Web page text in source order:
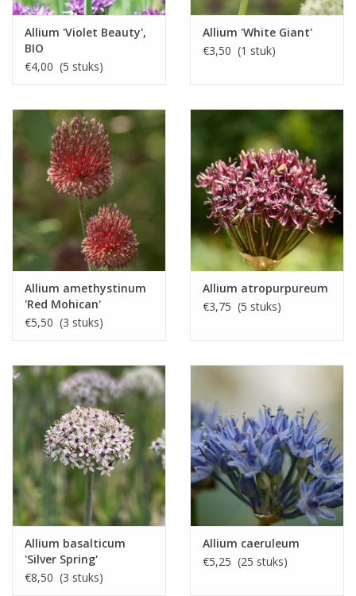
Allium 'Violet Beauty',
BIO
€4,00 (5 stuks)
Allium 'White Giant'
€3,50 (1 stuk)
Allium amethystinum
'Red Mohican'
€5,50 (3 stuks)
Allium atropurpureum
€3,75 (5 stuks)
Allium basalticum
'Silver Spring'
€8,50 (3 stuks)
Allium caeruleum
€5,25 (25 stuks)